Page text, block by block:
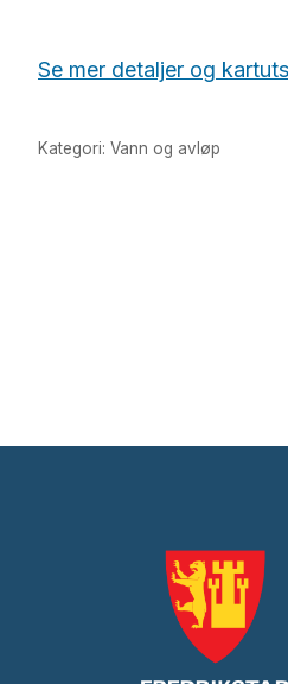
Se mer detaljer og
Kategori: Vann og avløp